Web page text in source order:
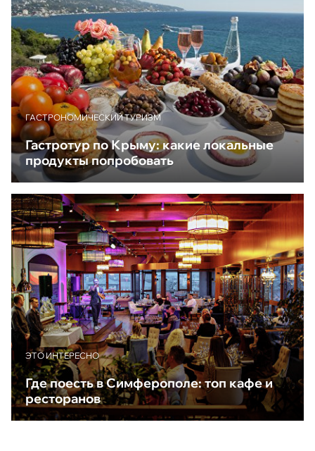
ГАСТРОНОМИЧЕСКИЙ ТУРИЗМ
Гастротур по Крыму: какие локальные
продукты попробовать
ЭТО ИНТЕРЕСНО
Где поесть в Симферополе: топ кафе и
ресторанов